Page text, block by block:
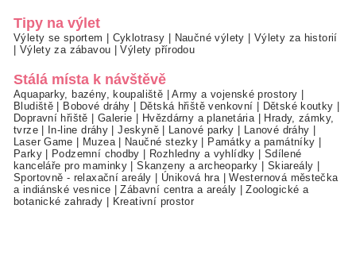
Tipy na výlet
Výlety se sportem | Cyklotrasy | Naučné výlety | Výlety za historií
| Výlety za zábavou |Výlety přírodou
Stálá místa k návštěvě
Aquaparky, bazény, koupaliště |Army a vojenské prostory |
Bludiště | Bobové dráhy | Dětská hřiště venkovní | Dětské koutky |
Dopravní hřiště | Galerie | Hvězdárny a planetária | Hrady, zámky,
tvrze| In-line dráhy |Jeskyně| Lanové parky | Lanové dráhy |
Laser Game | Muzea| Naučné stezky | Památky a památníky |
Parky| Podzemní chodby | Rozhledny a vyhlídky | Sdílené
kanceláře pro maminky |Skanzeny a archeoparky | Skiareály |
Sportovně - relaxační areály | Úniková hra |Westernová městečka
a indiánské vesnice |Zábavní centra a areály |Zoologické a
botanické zahrady | Kreativní prostor